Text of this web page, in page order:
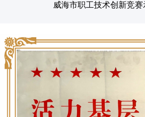
威海市职工技术创新竞赛